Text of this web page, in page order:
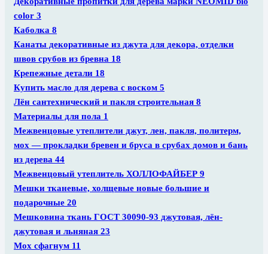
color 3
Каболка 8
Канаты декоративные из джута для декора, отделки
швов срубов из бревна 18
Крепежные детали 18
Купить масло для дерева с воском 5
Лён сантехнический и пакля строительная 8
Материалы для пола 1
Межвенцовые утеплители джут, лен, пакля, политерм,
мох — прокладки бревен и бруса в срубах домов и бань
из дерева 44
Межвенцовый утеплитель ХОЛЛОФАЙБЕР 9
Мешки тканевые, холщевые новые большие и
подарочные 20
Мешковина ткань ГОСТ 30090-93 джутовая, лён-
джутовая и льняная 23
Мох сфагнум 11